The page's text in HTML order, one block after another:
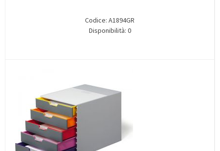
Codice: A1894GR
Disponibilità: 0